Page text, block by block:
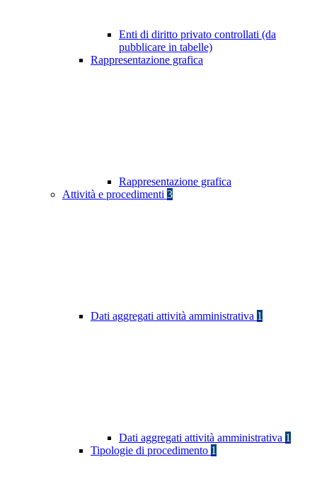
Enti di diritto privato controllati (da
pubblicare in tabelle)
Rappresentazione grafica
Rappresentazione grafica
Attività e procedimenti 3
Dati aggregati attività amministrativa 1
Dati aggregati attività amministrativa 1
Tipologie di procedimento 1